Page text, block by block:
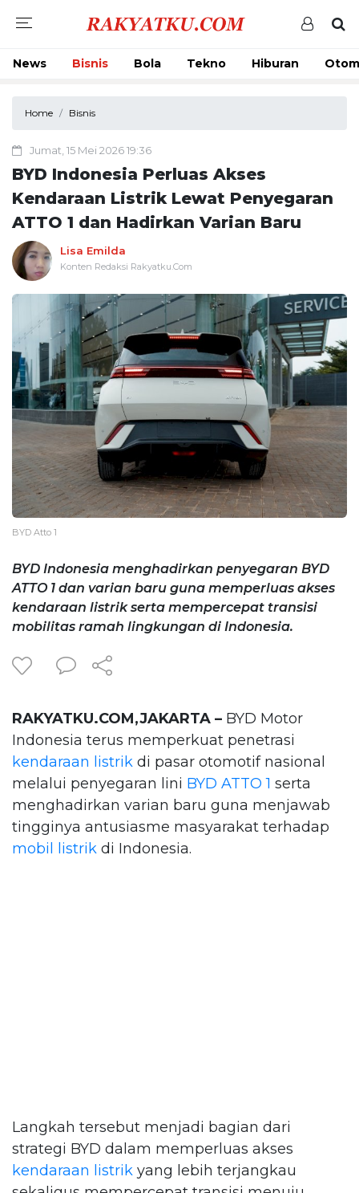
News Bisnis Bola Tekno Hiburan
Home Bisnis
Jumat, 15 Mei 2026 19:36
BYD Indonesia Perluas Akses
Kendaraan Listrik Lewat Penyegaran
ATTO 1 dan Hadirkan Varian Baru
Lisa Emilda
Konten Redaksi Rakyatku.Com
BYD Atto 1
BYD Indonesia menghadirkan penyegaran BYD
ATTO 1 dan varian baru guna memperluas akses
kendaraan listrik serta mempercepat transisi
mobilitas ramah lingkungan di Indonesia.
RAKYATKU.COM,JAKARTA – BYD Motor
Indonesia terus memperkuat penetrasi
kendaraan listrik di pasar otomotif nasional
melalui penyegaran lini BYD ATTO 1 serta
menghadirkan varian baru guna menjawab
tingginya antusiasme masyarakat terhadap
mobil listrik di Indonesia.
Langkah tersebut menjadi bagian dari
strategi BYD dalam memperluas akses
kendaraan listrik yang lebih terjangkau